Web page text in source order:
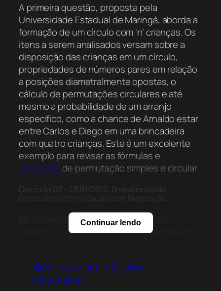
A primeira questão, proposta pela
Universidade Estadual de Maringá, aborda a
formação de um círculo com ‘n’ crianças. Os
itens a serem analisados versam sobre a
disposição das crianças em um círculo,
propriedades de números pares em relação
a posições diametralmente opostas, o
cálculo de permutações circulares e até
mesmo a probabilidade de um arranjo
específico, como a chance de Arnaldo estar
entre Carlos e Diego em uma brincadeira
com quatro crianças. Este é um excelente
exemplo para revisar as fórmulas e
conceitos de permutação simples e circular.
Questão 02 – UERJ/2015: Sequências de
Da Universidade do Estado do Rio de
segundaquestão apresenta um
chocolate), representados por B, M e C. O
desafio é determinar o número total de
Continuar lendo
@enem_resumos Álgebra
matematica